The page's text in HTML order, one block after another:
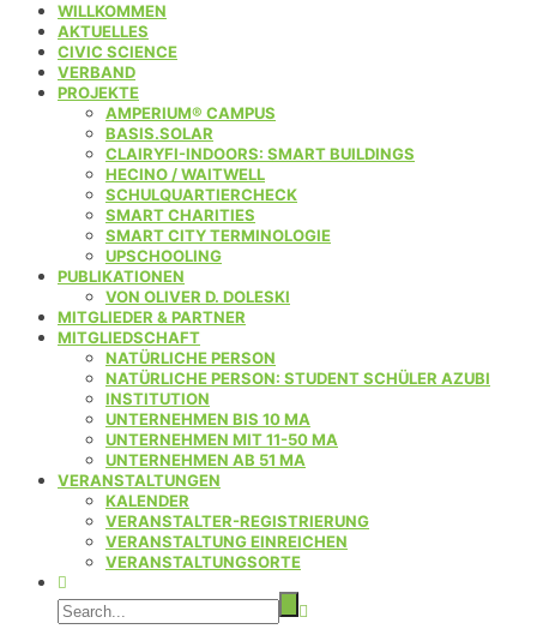
WILLKOMMEN
AKTUELLES
CIVIC SCIENCE
VERBAND
PROJEKTE
AMPERIUM® CAMPUS
BASIS.SOLAR
CLAIRYFI-INDOORS: SMART BUILDINGS
HECINO / WAITWELL
SCHULQUARTIERCHECK
SMART CHARITIES
SMART CITY TERMINOLOGIE
UPSCHOOLING
PUBLIKATIONEN
VON OLIVER D. DOLESKI
MITGLIEDER & PARTNER
MITGLIEDSCHAFT
NATÜRLICHE PERSON
NATÜRLICHE PERSON: STUDENT SCHÜLER AZUBI
INSTITUTION
UNTERNEHMEN BIS 10 MA
UNTERNEHMEN MIT 11-50 MA
UNTERNEHMEN AB 51 MA
VERANSTALTUNGEN
KALENDER
VERANSTALTER-REGISTRIERUNG
VERANSTALTUNG EINREICHEN
VERANSTALTUNGSORTE